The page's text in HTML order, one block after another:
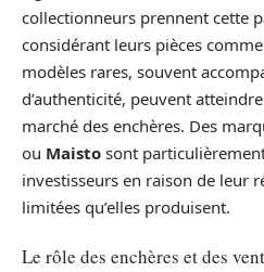
collectionneurs prennent cette
considérant leurs pièces
modèles rares, souvent
d’authenticité, peuvent
marché des enchères. Des
ou Maisto sont
investisseurs en raison de leur
limitées qu’elles produisent.
Le rôle des enchères et des